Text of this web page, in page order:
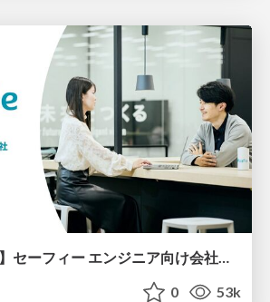
【５分でわかる】セーフィー エンジニア向け会社紹介
0 53k